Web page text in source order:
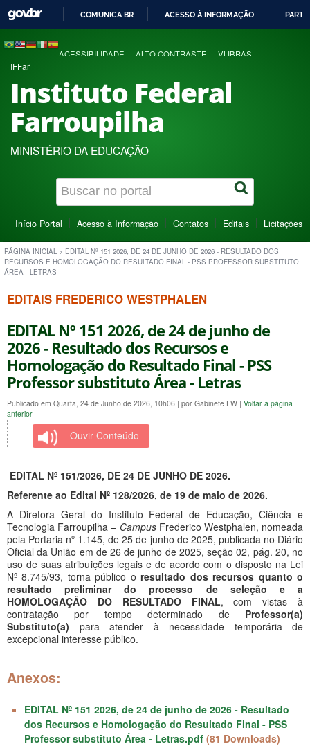
COMUNICA BR ACESSO À INFORMAÇÃO
ACESSIBILIDADE ALTO CONTRASTE VLIBRAS
IFFar
Instituto Federal
Farroupilha
MINISTÉRIO DA EDUCAÇÃO
Início Portal Acesso à Informação Contatos Editais Licitações
PÁGINA INICIAL > EDITAL Nº 151 2026, DE 24 DE JUNHO DE 2026 - RESULTADO DOS
RECURSOS E HOMOLOGAÇÃO DO RESULTADO FINAL - PSS PROFESSOR SUBSTITUTO
ÁREA - LETRAS
EDITAIS FREDERICO WESTPHALEN
EDITAL Nº 151 2026, de 24 de junho de
2026 - Resultado dos Recursos e
Homologação do Resultado Final - PSS
Professor substituto Área - Letras
Publicado em Quarta, 24 de Junho de 2026, 10h06 | por Gabinete FW | Voltar à página
anterior
Ouvir Conteúdo
EDITAL Nº 151/2026, DE 24 DE JUNHO DE 2026.
Referente ao Edital Nº 128/2026, de 19 de maio de 2026.
A Diretora Geral do Instituto Federal de Educação, Ciência e
Tecnologia Farroupilha – CampusFrederico Westphalen, nomeada
pela Portaria nº 1.145, de 25 de junho de 2025, publicada no Diário
Oficial da União em de 26 de junho de 2025, seção 02, pág. 20, no
uso de suas atribuições legais e de acordo com o disposto na Lei
Nº 8.745/93, torna público oresultado dos recursos quanto o
resultado preliminar do processo de seleção e a
HOMOLOGAÇÃO DO RESULTADO FINAL, com vistas à
contratação por tempo determinado de Professor(a)
Substituto(a) para atender à necessidade temporária de
excepcional interesse público.
Anexos:
EDITAL Nº 151 2026, de 24 de junho de 2026 - Resultado
dos Recursos e Homologação do Resultado Final - PSS
Professor substituto Área - Letras.pdf (81 Downloads)